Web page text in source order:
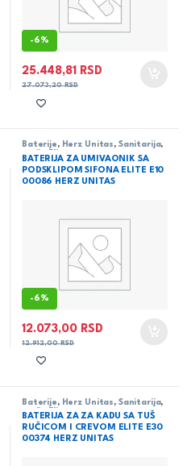
-6%
25.448,81 RSD
27.073,20RSD
Baterije , Herz Unitas , Sanitarija,
serija Elite
BATERIJA ZA UMIVAONIK SA
PODSKLIPOM SIFONA ELITE E10
00086 HERZ UNITAS
-6%
12.073,00 RSD
12.912,00RSD
Baterije , Herz Unitas , Sanitarija,
serija Elite
BATERIJA ZA ZA KADU SA TUŠ
RUČICOM I CREVOM ELITE E30
00374 HERZ UNITAS